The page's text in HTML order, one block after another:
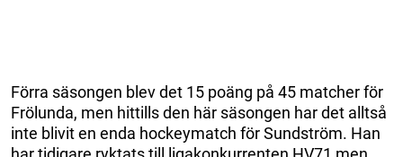
Förra säsongen blev det 15 poäng på 45 matcher för
Frölunda, men hittills den här säsongen har det alltså
inte blivit en enda hockeymatch för Sundström. Han